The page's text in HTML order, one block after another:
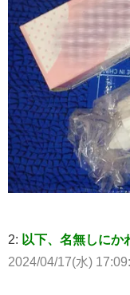
2: 以下、名無しにか
2024/04/17(水)